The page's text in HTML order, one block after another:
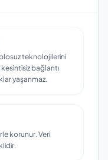
teknolojilerini
bağlantı
yaşanmaz.
korunur. Veri